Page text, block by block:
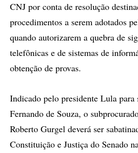
CNJ por conta de resolução
procedimentos a serem adotados
quando autorizarem a quebra de
telefônicas e de sistemas de
obtenção de provas.
Indicado pelo presidente Lula
Fernando de Souza, o
Roberto Gurgel deverá ser
Constituição e Justiça do Senado